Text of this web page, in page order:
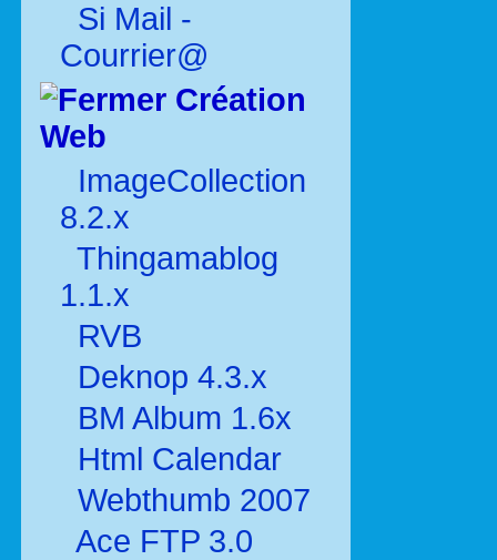
Si Mail -
Courrier@
Création
Web
ImageCollection
8.2.x
Thingamablog
1.1.x
RVB
Deknop 4.3.x
BM Album 1.6x
Html Calendar
Webthumb 2007
Ace FTP 3.0